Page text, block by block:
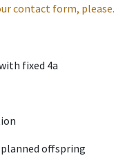
contact form, please.
fixed 4a
offspring